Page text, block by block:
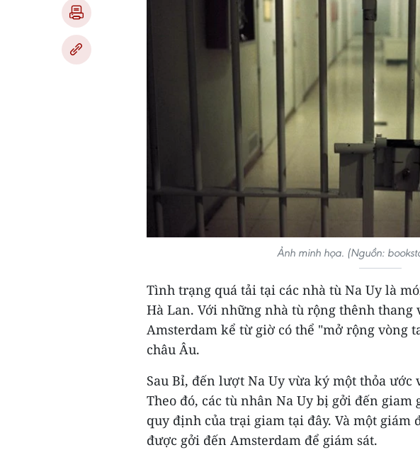
Ảnh minh họa. (Nguồn:
Tình trạng quá tải tại các nhà tù Na Uy là
Hà Lan. Với những nhà tù rộng thênh thang
Amsterdam kể từ giờ có thể "mở rộng vòng
châu Âu.
Sau Bỉ, đến lượt Na Uy vừa ký một thỏa ước
Theo đó, các tù nhân Na Uy bị gởi đến
quy định của trại giam tại đây. Và một giám
được gởi đến Amsterdam để giám sát.